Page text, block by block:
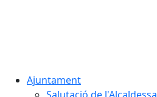
Ajuntament